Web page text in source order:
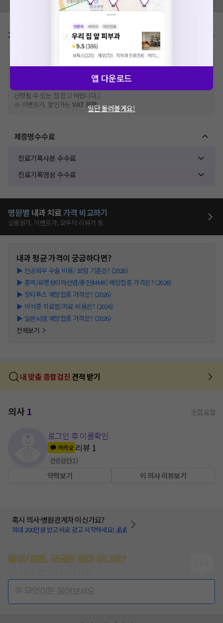
가격표 비급여/급여 진료란?
추가비용 등으로 실제 가격과 상이할 수 있으니, 정확
한 가격은 해당 의료기관에 직접 문의해주세요.
건강보험심사평가원에 고지되어 있는 급여 진료 기준 가
산정될 수 있는 점 참고 바랍니다.)
※ 이벤트가, 할인가는VAT 포함
제증명수수료
진료기록사본 수수료
진료기록영상 수수료
병원별 내과 치료가격 비교하기
심평원가, 이벤트가, 모두닥 리뷰가 등
내과평균 가격이 궁금하다면?
▶ 인공와우 수술 비용/ 보험 기준은? (2026)
▶ 홍역/유행성이하선염/풍진(MMR) 예방접종 가격은? (2026)
▶ 장티푸스 예방접종 가격은? (2026)
▶ 이석증 치료법/치료 비용은? (2026)
▶ 일본뇌염 예방접종 가격은? (2026)
전체보기
내 맞춤 종합검진 견적 받기
의사1 수정 요청
로그인 후 이름확인
카카오 리뷰 1
건강검진(1 )
약력보기 이 의사 리뷰보기
혹시 의사·병원관계자 이신가요?
최대 200만원 받고 바로 광고 시작하세요! 💰💰
증상/치료, 궁금한 점이 있나요?
앱 다운로드
일단 둘러볼게요!